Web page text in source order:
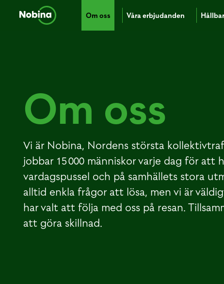
Om oss Våra erbjudanden
Om oss
Vi är Nobina, Nordens största
jobbar 15 000 människor varje dag för
vardagspussel och på samhällets stora
alltid enkla frågor att lösa, men vi är
har valt att följa med oss på resan.
att göra skillnad.